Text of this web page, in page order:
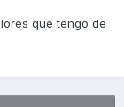
que tengo de